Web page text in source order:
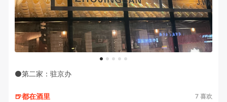
1 2 3 4 5
⚫️第二家：驻京办
🍺都在酒里 7喜欢